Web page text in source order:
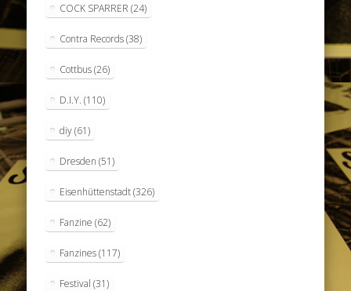
COCK SPARRER (24)
Contra Records(38)
Cottbus(26)
D.I.Y. (110)
diy(61)
Dresden (51)
Eisenhüttenstadt(326)
Fanzine (62)
Fanzines(117)
Festival (31)